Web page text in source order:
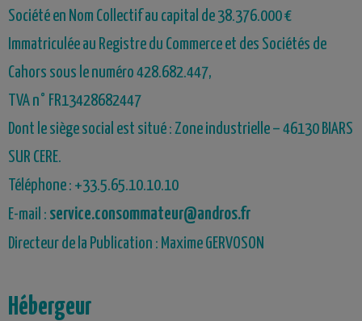
Société en Nom Collectif au capital de 38.376.000 €
Immatriculée au Registre du Commerce et des Sociétés de
Cahors sous le numéro 428.682.447,
TVA n° FR13428682447
Dont le siège social est situé : Zone industrielle – 46130 BIARS
SUR CERE.
Téléphone : +33.5.65.10.10.10
E-mail : service.consommateur@andros.fr
Directeur de la Publication : Maxime GERVOSON
Hébergeur